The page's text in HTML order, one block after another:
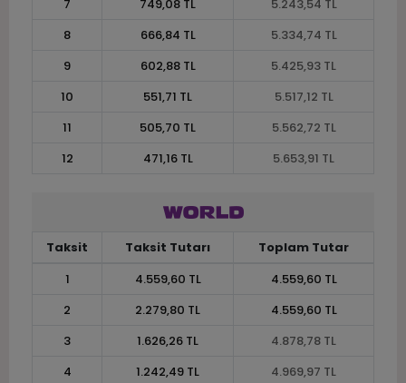
7
749,08 TL
5.243,54 TL
8
666,84 TL
5.334,74 TL
9
602,88 TL
5.425,93 TL
10
551,71 TL
5.517,12 TL
11
505,70 TL
5.562,72 TL
12
471,16 TL 5.653,91 TL
Taksit Taksit Tutarı
Toplam Tutar
1
4.559,60 TL
4.559,60 TL
2
2.279,80 TL
4.559,60 TL
3
1.626,26 TL
4.878,78 TL
4
1.242,49 TL
4.969,97 TL